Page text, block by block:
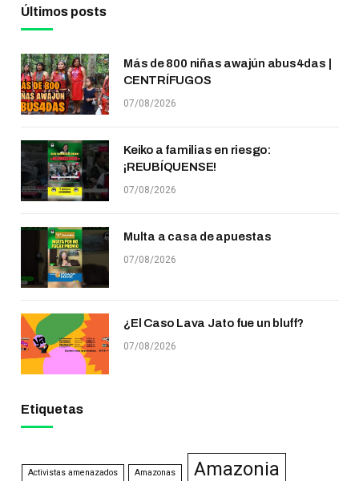
Últimos posts
Más de 800 niñas awajún abus4das |
CENTRÍFUGOS
07/08/2026
Keiko a familias en riesgo:
¡REUBÍQUENSE!
07/08/2026
Multa a casa de apuestas
07/08/2026
¿El Caso Lava Jato fue un bluff?
07/08/2026
Etiquetas
Activistas amenazados Amazonas Amazonia